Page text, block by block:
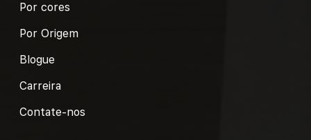
Por cores
Por Origem
Blogue
Carreira
Contate-nos